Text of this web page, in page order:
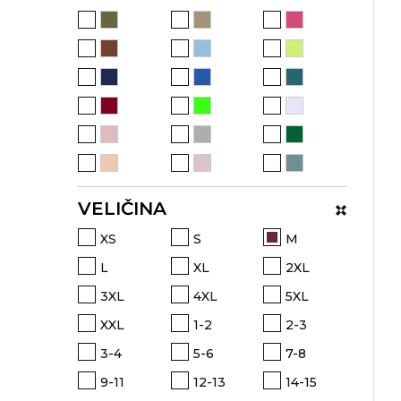
VINO I BAR
UPALJAČI
PRIVESCI
LAMPE
ZDRAVLJE I LEPOTA
DUKSEVI I KABANICE
KAČKETI, KAPE I ŠEŠIRI
TEHNOLOGIJA
USB
GADŽETI
TEKSTIL
KOŠULJE
PANTALONE
KECELJE I
TEKSTIL
MODNI DODACI
TEKSTIL
PEŠKIRI
VELIČINA
XS S
M
L
XL
2XL
3XL
4XL
5XL
XXL
1-2
2-3
3-4
5-6
7-8
9-11
12-13 14-15